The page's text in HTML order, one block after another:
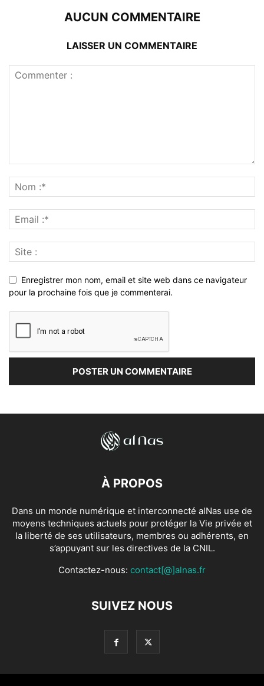
AUCUN COMMENTAIRE
LAISSER UN COMMENTAIRE
Enregistrer mon nom, email et site web dans ce navigateur
pour la prochaine fois que je commenterai.
À PROPOS
Dans un monde numérique et interconnecté alNas use de
moyens techniques actuels pour protéger la Vie privée et
la liberté de ses utilisateurs, membres ou adhérents, en
s’appuyant sur les directives de la CNIL.
Contactez-nous: contact[@]alnas.fr
SUIVEZ NOUS